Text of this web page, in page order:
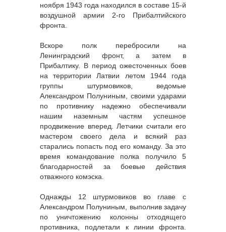
ноября 1943 года находился в составе 15-й
воздушной армии 2-го Прибалтийского
фронта.
Вскоре полк перебросили на
Ленинградский фронт, а затем в
Прибалтику. В период ожесточенных боев
на территории Латвии летом 1944 года
группы штурмовиков, ведомые
Александром Полуниным, своими ударами
по противнику надежно обеспечивали
нашим наземным частям успешное
продвижение вперед. Летчики считали его
мастером своего дела и всякий раз
старались попасть под его команду. За это
время командование полка получило 5
благодарностей за боевые действия
отважного комэска.
Однажды 12 штурмовиков во главе с
Александром Полуниным, выполнив задачу
по уничтожению колонны отходящего
противника, подлетали к линии фронта.